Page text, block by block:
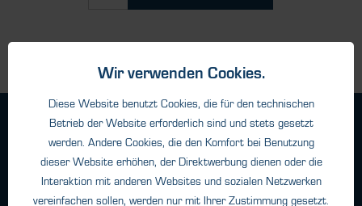
Geschäftsbedingungen
Haftungsangaben
Impressum
Wir verwenden Cookies.
Diese Website benutzt Cookies, die für den technischen
Betrieb der Website erforderlich sind und stets gesetzt
werden. Andere Cookies, die den Komfort bei Benutzung
dieser Website erhöhen, der Direktwerbung dienen oder die
Interaktion mit anderen Websites und sozialen Netzwerken
vereinfachen sollen, werden nur mit Ihrer Zustimmung gesetzt.